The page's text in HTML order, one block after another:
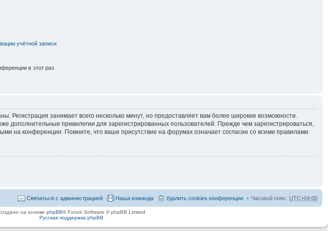
учётной записи
в этот раз
Регистрация занимает всего несколько минут, но предоставляет вам более широкие возможности.
дополнительные привилегии для зарегистрированных пользователей. Прежде чем зарегистрироваться,
на конференции. Помните, что ваше присутствие на форумах означает согласие со всеми правилами.
Часовой пояс: UTC+04:00
Удалить cookies конференции
Наша команда
Связаться с администрацией
на основе phpBB® Forum Software © phpBB Limited
Русская поддержка phpBB